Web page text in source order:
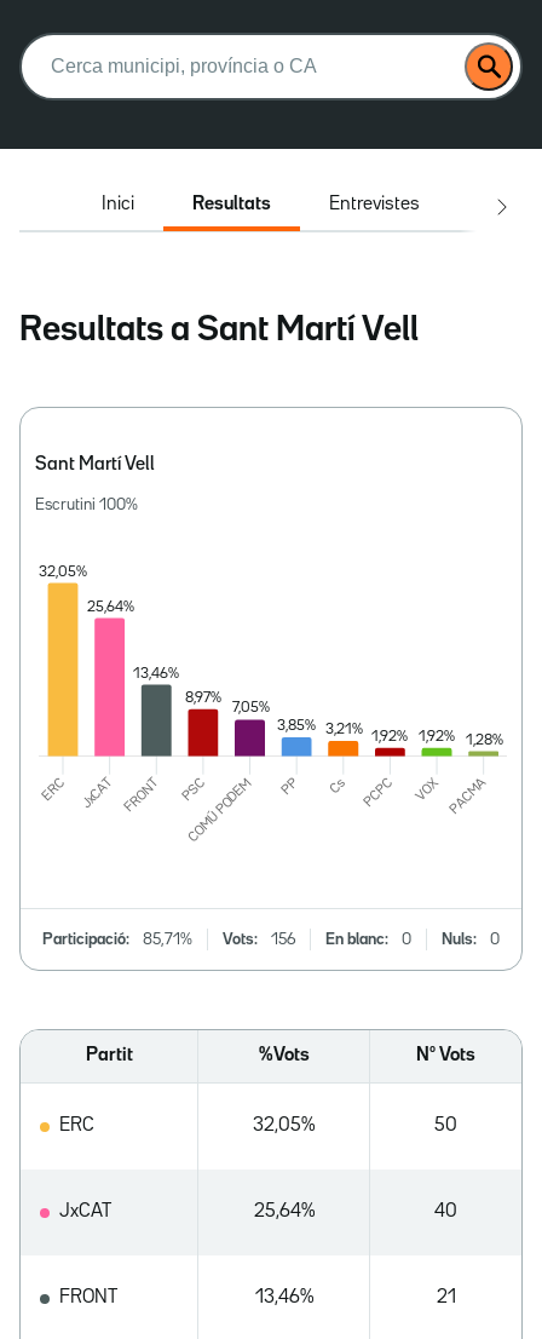
Buscar:
Inici Resultats Entrevistes El
Resultats a Sant Martí Vell
Sant Martí Vell
Escrutini 100%
Participació: 85,71% Vots: 156 En blanc: 0 Nuls: 0
Partit %Vots Nº Vots
ERC 32,05% 50
JxCAT 25,64% 40
FRONT 13,46% 21